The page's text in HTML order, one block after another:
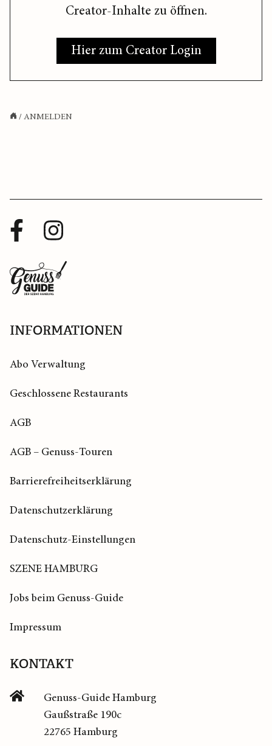
Creator-Inhalte zu öffnen.
Hier zum Creator Login
/ ANMELDEN
Facebook
Profil
Instagram
Zurück
zur
INFORMATIONEN
Abo Verwaltung
Geschlossene Restaurants
AGB
AGB – Genuss-Touren
Barrierefreiheitserklärung
Datenschutzerklärung
Datenschutz-Einstellungen
SZENE HAMBURG
Jobs beim Genuss-Guide
Impressum
KONTAKT
Genuss-Guide Hamburg
Gaußstraße 190c
22765 Hamburg